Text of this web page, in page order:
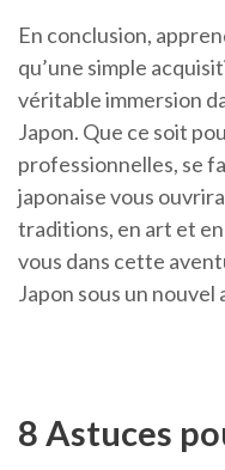
En conclusion,
qu’une simple
véritable immersion
Japon. Que ce soit
professionnelles, se
japonaise vous
traditions, en art et
vous dans cette
Japon sous un nouvel
8 Astuces